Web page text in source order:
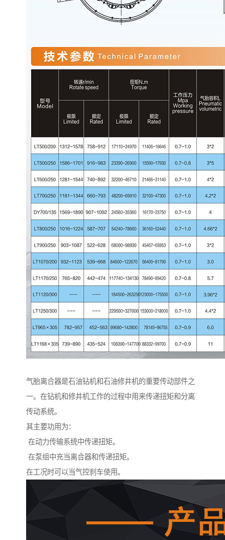
气胎离合器是石油钻机和石油修井机的重要传动部件之
一。在钻机和修井机工作的过程中用来传递扭矩和分离
传动系统。
其主要功用为：
在动力传输系统中传递扭矩。
在泵组中充当离合器和传递扭矩。
在工况时可以当气控刹车使用。